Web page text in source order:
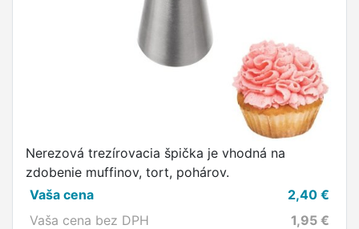
Nerezová trezírovacia špička je vhodná na
zdobenie muffinov, tort, pohárov.
Vaša cena
2,40 €
Vaša cena bez DPH
1,95 €